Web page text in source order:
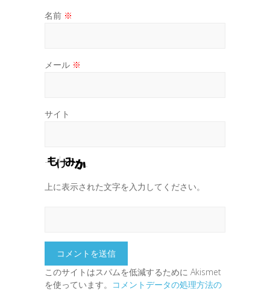
名前 ※
メール ※
サイト
上に表示された文字を入力してください。
このサイトはスパムを低減するために Akismet
を使っています。 コメントデータの処理方法の